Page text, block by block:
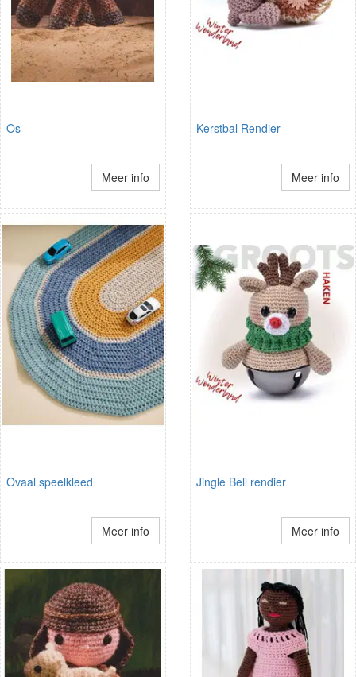
Os
Meer info
Kerstbal Rendier
Meer info
Ovaal speelkleed
Meer info
Jingle Bell rendier
Meer info